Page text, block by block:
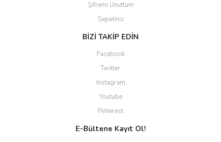
Şifremi Unuttum
Sepetiniz
BİZİ TAKİP EDİN
Facebook
Twitter
Instagram
Youtube
Pinterest
E-Bültene Kayıt Ol!